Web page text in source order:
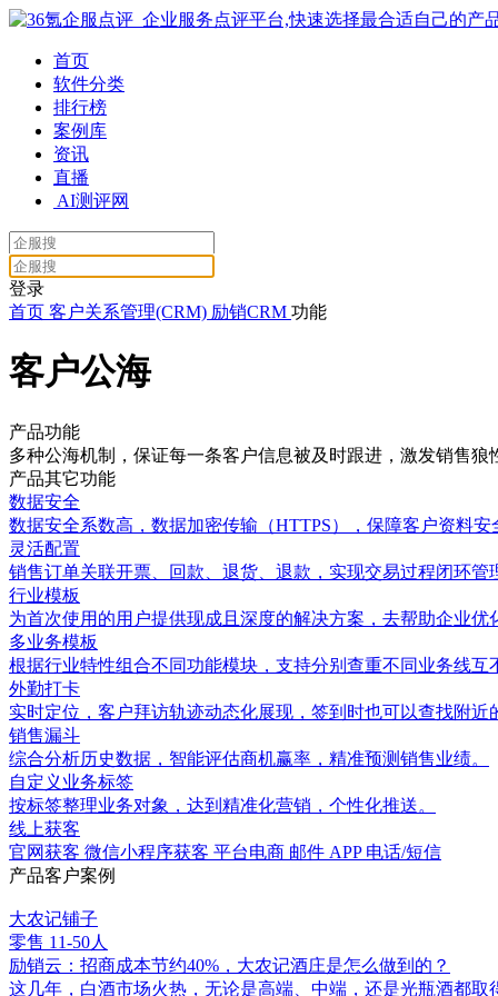
首页
软件分类
排行榜
案例库
资讯
直播
AI测评网
登录
首页 客户关系管理(CRM) 励销CRM 功能
客户公海
产品功能
多种公海机制，保证每一条客户信息被及时跟进，激发销售狼
产品其它功能
数据安全
数据安全系数高，数据加密传输（HTTPS），保障客户资料安
灵活配置
销售订单关联开票、回款、退货、退款，实现交易过程闭环管
行业模板
为首次使用的用户提供现成且深度的解决方案，去帮助企业优
多业务模板
根据行业特性组合不同功能模块，支持分别查重不同业务线互
外勤打卡
实时定位，客户拜访轨迹动态化展现，签到时也可以查找附近
销售漏斗
综合分析历史数据，智能评估商机赢率，精准预测销售业绩。
自定义业务标签
按标签整理业务对象，达到精准化营销，个性化推送。
线上获客
官网获客 微信小程序获客 平台电商 邮件 APP 电话/短信
产品客户案例
大农记铺子
零售 11-50人
励销云：招商成本节约40%，大农记酒庄是怎么做到的？
这几年，白酒市场火热，无论是高端、中端，还是光瓶酒都